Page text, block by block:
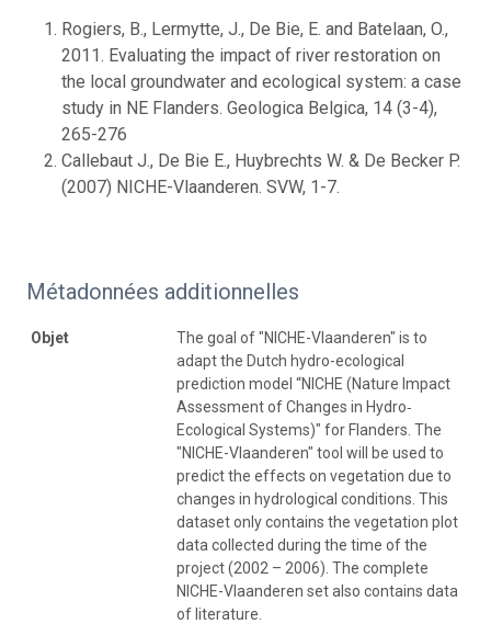
Rogiers, B., Lermytte, J., De Bie, E. and Batelaan, O.,
2011. Evaluating the impact of river restoration on
the local groundwater and ecological system: a case
study in NE Flanders. Geologica Belgica, 14 (3-4),
265-276
Callebaut J., De Bie E., Huybrechts W. & De Becker P.
(2007) NICHE-Vlaanderen. SVW, 1-7.
Métadonnées additionnelles
Objet
The goal of "NICHE-Vlaanderen" is to
adapt the Dutch hydro-ecological
prediction model “NICHE (Nature Impact
Assessment of Changes in Hydro‐
Ecological Systems)" for Flanders. The
"NICHE-Vlaanderen" tool will be used to
predict the effects on vegetation due to
changes in hydrological conditions. This
dataset only contains the vegetation plot
data collected during the time of the
project (2002 – 2006). The complete
NICHE-Vlaanderen set also contains data
of literature.